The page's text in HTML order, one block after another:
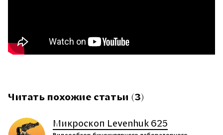
Читать похожие статьи (3)
Микроскоп Levenhuk 625